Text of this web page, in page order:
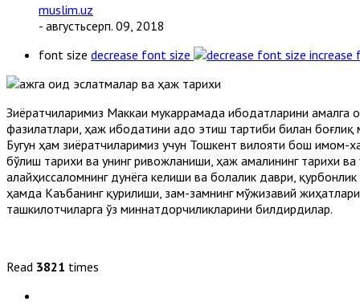
muslim.uz
- августьсерп. 09, 2018
font size decrease font size increase
Зиёратчиларимиз Маккаи мукаррамада ибодатларини амалга
фазилатлари, ҳаж ибодатини адо этиш тартиби билан
Бугун ҳам зиёратчиларимиз учун Тошкент вилояти бош
бўлиш тарихи ва унинг ривожланиши, ҳаж амалининг тарихи
алайҳиссаломнинг дунёга келиши ва болалик даври,
ҳамда Каъбанинг қурилиши, зам-замнинг мўжизавий
ташкилотчиларга ўз миннатдорчиликларини билдирдилар.
Read 3821 times